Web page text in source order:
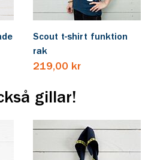
Scout t-shirt funktion
rak
219,00 kr
gillar!